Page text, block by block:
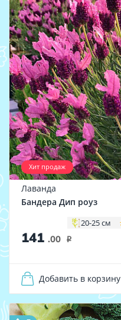
Хит продаж
Лаванда
Бандера Дип роуз
20-25 см
141 .00 i
Добавить в корзину